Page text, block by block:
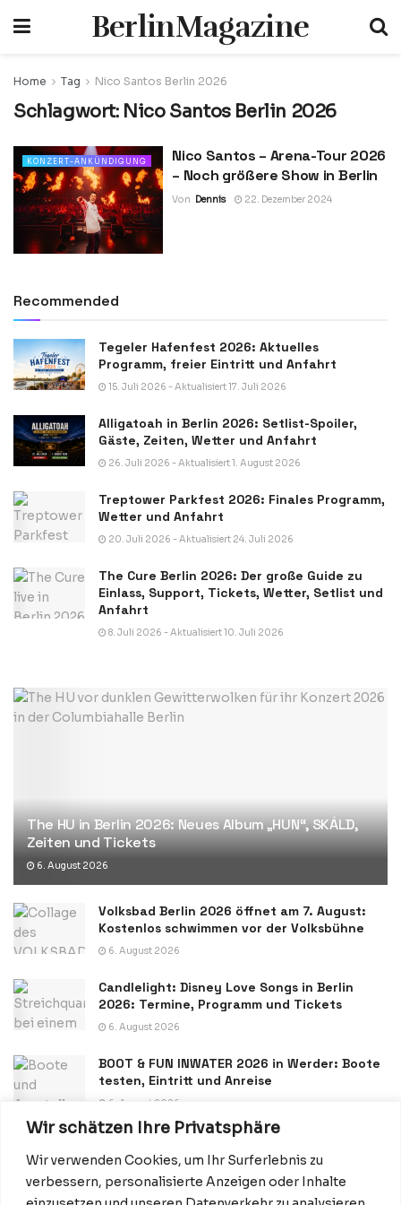
Wir schätzen Ihre Privatsphäre
Wir verwenden Cookies, um Ihr Surferlebnis zu
verbessern, personalisierte Anzeigen oder Inhalte
BerlinMagazine
Home Tag Nico Santos Berlin 2026
Schlagwort: Nico Santos Berlin 2026
KONZERT-ANKÜNDIGUNG
Nico Santos – Arena-Tour 2026
– Noch größere Show in Berlin
Von Dennis 22. Dezember 2024
Recommended
Tegeler Hafenfest 2026: Aktuelles
Programm, freier Eintritt und Anfahrt
15. Juli 2026 - Aktualisiert 17. Juli 2026
Alligatoah in Berlin 2026: Setlist-Spoiler,
Gäste, Zeiten, Wetter und Anfahrt
26. Juli 2026 - Aktualisiert 1. August 2026
Treptower Parkfest 2026: Finales Programm,
Wetter und Anfahrt
20. Juli 2026 - Aktualisiert 24. Juli 2026
The Cure Berlin 2026: Der große Guide zu
Einlass, Support, Tickets, Wetter, Setlist und
Anfahrt
8. Juli 2026 - Aktualisiert 10. Juli 2026
The HU in Berlin 2026: Neues Album „HUN“, SKÁLD,
Zeiten und Tickets
6. August 2026
Volksbad Berlin 2026 öffnet am 7. August:
Kostenlos schwimmen vor der Volksbühne
6. August 2026
Candlelight: Disney Love Songs in Berlin
2026: Termine, Programm und Tickets
6. August 2026
BOOT & FUN INWATER 2026 in Werder: Boote
testen, Eintritt und Anreise
6. August 2026